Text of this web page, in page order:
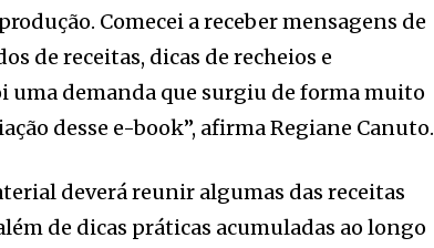
Comecei a receber mensagens de
de receitas, dicas de recheios e
uma demanda que surgiu de forma muito
desse e-book”, afirma Regiane Canuto.
deverá reunir algumas das receitas
de dicas práticas acumuladas ao longo